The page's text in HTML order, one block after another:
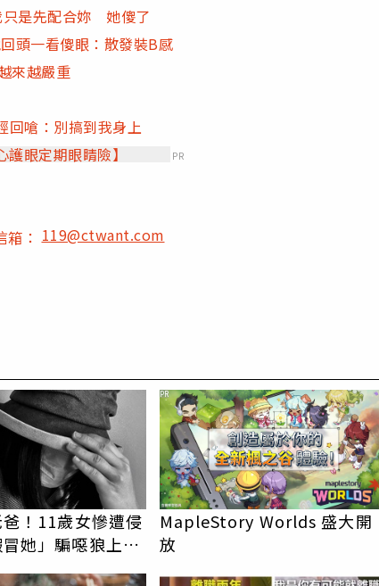
只是先配合妳 她傻了
頭一看傻眼：散發裝B感
來越嚴重
回嗆：別搞到我身上
眼定期眼睛險】
PR
箱：119@ctwant.com
！11歲女慘遭侵
她」騙噁狼上門
MapleStory Worlds 盛大開
放
PR